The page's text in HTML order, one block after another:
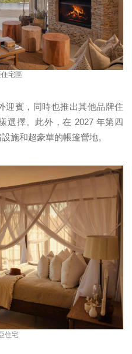
宅區
迎賓，同時也推出其他品牌住
選擇。此外，在 2027 年第四
施和超豪華的帳篷營地。
住宅